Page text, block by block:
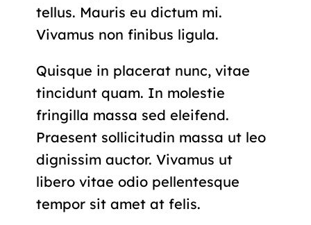
tellus. Mauris eu dictum mi.
Vivamus non finibus ligula.
Quisque in placerat nunc, vitae
tincidunt quam. In molestie
fringilla massa sed eleifend.
Praesent sollicitudin massa ut leo
dignissim auctor. Vivamus ut
libero vitae odio pellentesque
tempor sit amet at felis.